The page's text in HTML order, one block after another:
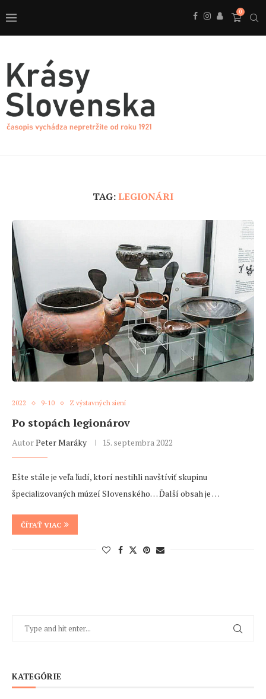
0
TAG:LEGIONÁRI
2022 9-10 Z výstavných siení
Po stopách legionárov
AutorPeter Maráky 15. septembra 2022
Ešte stále je veľa ľudí, ktorí nestihli navštíviť skupinu
špecializovaných múzeí Slovenského… Ďalší obsah je …
ČÍTAŤ VIAC
KATEGÓRIE